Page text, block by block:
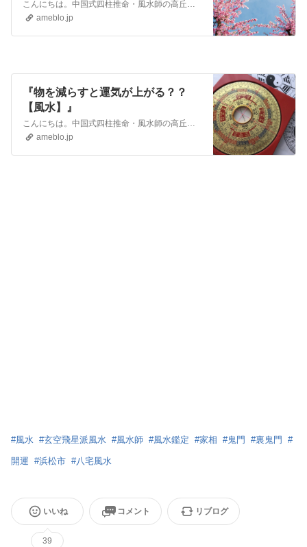
こんにちは。中国式四柱推命・風水師の高丘豊維（タカオカユイ）です。 モテる人とモテない人は四柱推命の命式を観ればしっかりわかります。それは命式に「桃花（とうか…
ameblo.jp
『物を減らすと運気が上がる？？
【風水】』
こんにちは。中国式四柱推命・風水師の高丘豊維（タカオカユイ）です。 今日は物を減らすと運気は上がるの？ というテーマでお話していきたいと思います。 物を…
ameblo.jp
#風水 #玄空飛星派風水 #風水師 #風水鑑定 #家相 #鬼門 #裏鬼門 #
開運 #浜松市 #八宅風水
いいね
39
コメント リブログ